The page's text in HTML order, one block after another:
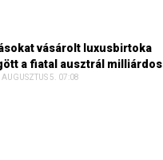
vásárolt luxusbirtoka
a fiatal ausztrál milliárdos
5. 07:08